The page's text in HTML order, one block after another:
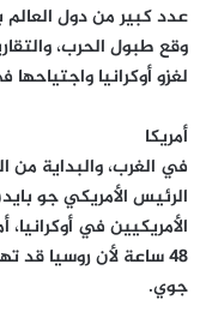
عدد كبير من دول العالم
وقع طبول الحرب،
لغزو أوكرانيا
أمريكا
في الغرب، والبداية من
الرئيس الأمريكي جو
الأمريكيين في
48 ساعة لأن روسيا
جوي.